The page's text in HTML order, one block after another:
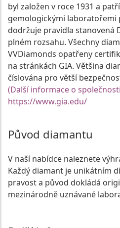
byl založen v roce 1931 a
gemologickými laboratořemi
dodržuje pravidla stanovená
plném rozsahu. Všechny
VVDiamonds opatřeny
na stránkách GIA. Většina
číslována pro větší
(Další informace o
https://www.gia.edu/
Původ diamantu
V naší nabídce naleznete
Každý diamant je unikátním
pravost a původ dokládá
mezinárodně uznávané